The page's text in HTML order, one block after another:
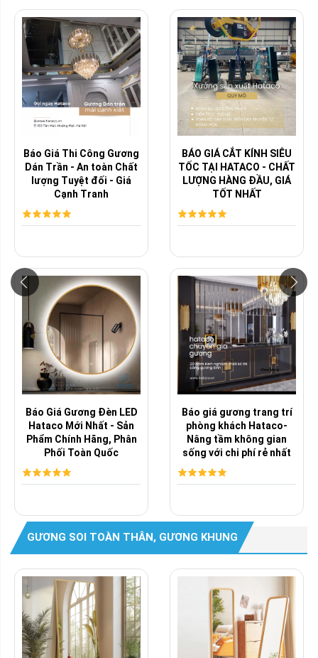
Báo Giá Thi Công Gương
Dán Trần - An toàn Chất
lượng Tuyệt đối - Giá
Cạnh Tranh
Báo Giá Gương Đèn LED
Hataco Mới Nhất - Sản
Phẩm Chính Hãng, Phân
Phối Toàn Quốc
BÁO GIÁ CẮT KÍNH SIÊU
TỐC TẠI HATACO - CHẤT
LƯỢNG HÀNG ĐẦU, GIÁ
TỐT NHẤT
Báo giá gương trang trí
phòng khách Hataco-
Nâng tầm không gian
sống với chi phí rẻ nhất
GƯƠNG SOI TOÀN THÂN, GƯƠNG KHUNG